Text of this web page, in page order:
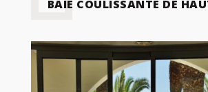
BAIE COULISSANTE DE